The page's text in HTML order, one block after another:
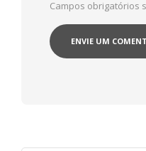
Campos obrigatórios